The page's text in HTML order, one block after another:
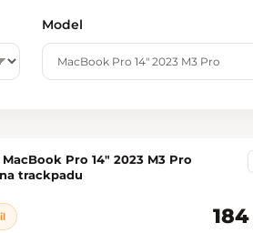
Model
Pro 14" 2023 M3 Pro
trackpadu